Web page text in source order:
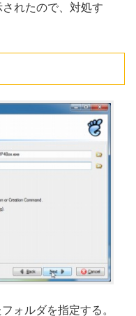
れたので、対処す
ォルダを指定する。